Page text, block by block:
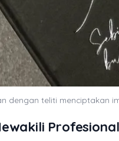
dengan teliti menciptakan